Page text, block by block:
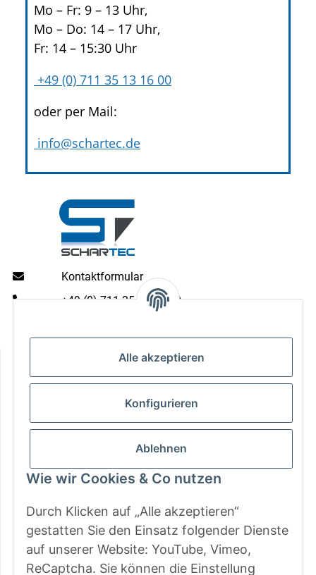
Alle akzeptieren
Konfigurieren
Ablehnen
Wie wir Cookies & Co nutzen
Durch Klicken auf „Alle akzeptieren“
gestatten Sie den Einsatz folgender Dienste
auf unserer Website: YouTube, Vimeo,
ReCaptcha. Sie können die Einstellung
Mo – Fr: 9 – 13 Uhr,
Mo – Do: 14 – 17 Uhr,
Fr: 14 – 15:30 Uhr
+49 (0) 711 35 13 16 00
oder per Mail:
info@schartec.de
Kontaktformular
+49 (0) 711 35 13 16 00
Fr: 9 - 13 & 14 - 15.00 Uhr
Gesetzliche Informationen